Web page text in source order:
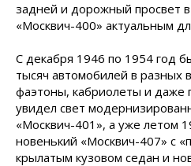
задней и дорожный просвет
«Москвич-400» актуальным
С декабря 1946 по 1954 год
тысяч автомобилей в разных
фаэтоны, кабриолеты и даже
увидел свет
«Москвич-401», а уже летом
новенький «Москвич-407» с
крылатым кузовом седан и